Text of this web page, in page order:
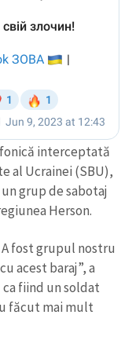
interceptată
al Ucrainei (SBU),
grup de sabotaj
Herson.
fost grupul nostru
acest baraj”, a
fiind un soldat
făcut mai mult